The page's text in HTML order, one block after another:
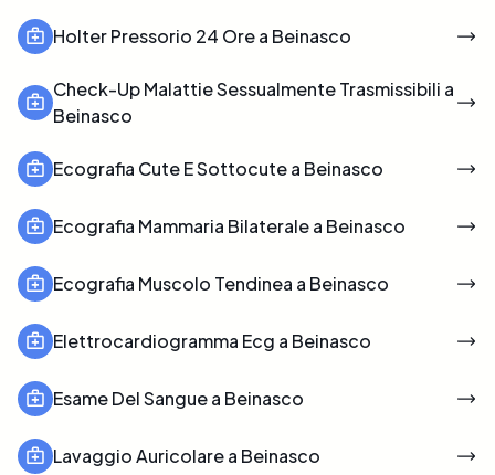
Holter Pressorio 24 Ore a Beinasco
Check-Up Malattie Sessualmente Trasmissibili a
Beinasco
Ecografia Cute E Sottocute a Beinasco
Ecografia Mammaria Bilaterale a Beinasco
Ecografia Muscolo Tendinea a Beinasco
Elettrocardiogramma Ecg a Beinasco
Esame Del Sangue a Beinasco
Lavaggio Auricolare a Beinasco